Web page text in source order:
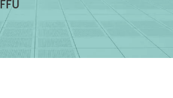
FFU